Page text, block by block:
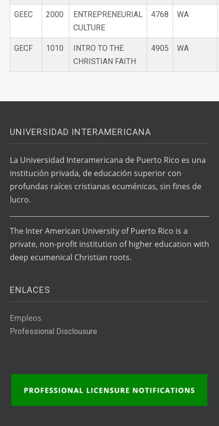
GEEC 2000
ENTREPRENEURIAL
CULTURE
4768 WA
GECF 1010
INTRO TO THE
CHRISTIAN FAITH
4905 WA
UNIVERSIDAD INTERAMERICANA
La Universidad Interamericana de Puerto Rico es una
institución privada, de educación superior con
profundas raíces cristianas ecuménicas, sin fines de
lucro.
The Inter American University of Puerto Rico is a
private, non-profit institution of higher education with
deep ecumenical Christian roots.
ENLACES
Empleos
Professional Disclousure